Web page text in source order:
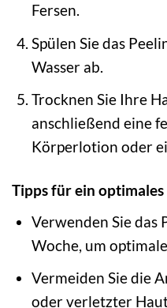
Fersen.
Spülen Sie das
Wasser ab.
Trocknen Sie Ihre
anschließend eine
Körperlotion oder
Tipps für ein optimales
Verwenden Sie das
Woche, um
Vermeiden Sie die
oder verletzter